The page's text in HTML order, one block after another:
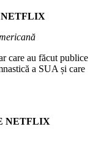
NETFLIX
care au făcut publice
a SUA și care
NETFLIX